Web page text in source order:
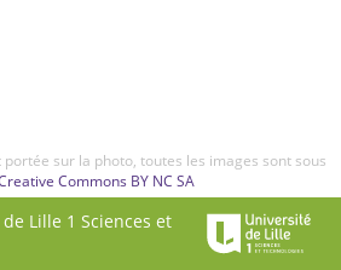
sur la photo, toutes les images sont sous
Commons BY NC SA
Lille 1 Sciences et